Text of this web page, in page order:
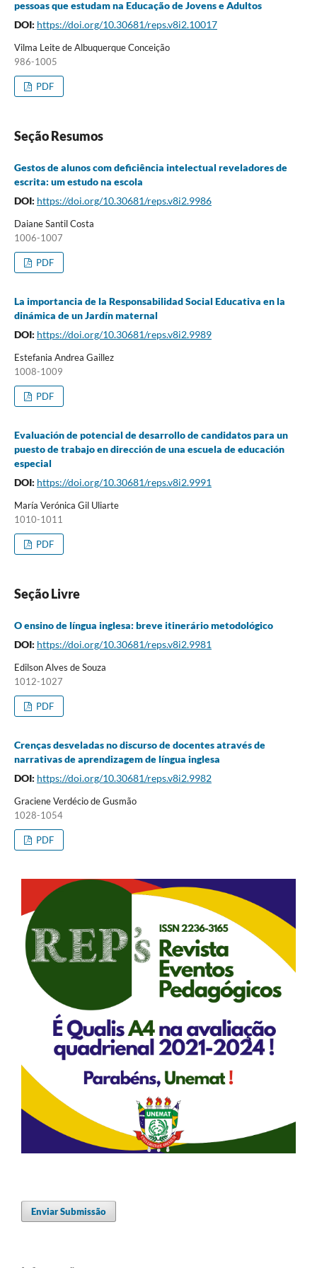
pessoas que estudam na Educação de Jovens e Adultos
DOI: https://doi.org/10.30681/reps.v8i2.10017
Vilma Leite de Albuquerque Conceição
986-1005
PDF
Seção Resumos
Gestos de alunos com deficiência intelectual reveladores de
escrita: um estudo na escola
DOI: https://doi.org/10.30681/reps.v8i2.9986
Daiane Santil Costa
1006-1007
PDF
La importancia de la Responsabilidad Social Educativa en la
dinámica de un Jardín maternal
DOI: https://doi.org/10.30681/reps.v8i2.9989
Estefania Andrea Gaillez
1008-1009
PDF
Evaluación de potencial de desarrollo de candidatos para un
puesto de trabajo en dirección de una escuela de educación
especial
DOI: https://doi.org/10.30681/reps.v8i2.9991
María Verónica Gil Uliarte
1010-1011
PDF
Seção Livre
O ensino de língua inglesa: breve itinerário metodológico
DOI: https://doi.org/10.30681/reps.v8i2.9981
Edilson Alves de Souza
1012-1027
PDF
Crenças desveladas no discurso de docentes através de
narrativas de aprendizagem de língua inglesa
DOI: https://doi.org/10.30681/reps.v8i2.9982
Graciene Verdécio de Gusmão
1028-1054
PDF
Enviar Submissão